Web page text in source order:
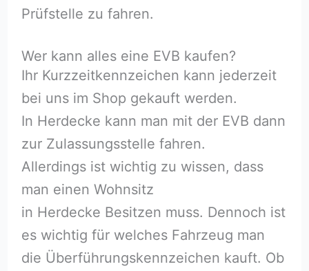
Prüfstelle zu fahren.
Wer kann alles eine EVB kaufen?
Ihr Kurzzeitkennzeichen kann jederzeit
bei uns im Shop gekauft werden.
In Herdecke kann man mit der EVB dann
zur Zulassungsstelle fahren.
Allerdings ist wichtig zu wissen, dass
man einen Wohnsitz
in Herdecke Besitzen muss. Dennoch ist
es wichtig für welches Fahrzeug man
die Überführungskennzeichen kauft. Ob